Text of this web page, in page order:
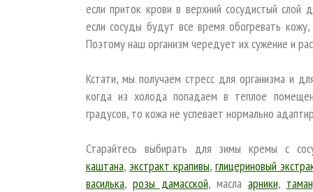
если приток крови в верхний сосудистый
если сосуды будут все время обогревать
Поэтому наш организм чередует их сужение и
Кстати, мы получаем стресс для организма и
когда из холода попадаем в теплое
градусов, то кожа не успевает нормально
Старайтесь выбирать для зимы кремы с
каштана, экстракт крапивы, глицериновый
василька, розы дамасской, масла арники,